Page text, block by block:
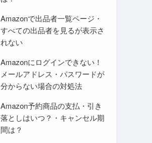
Amazonで出品者一覧ページ・
すべての出品者を見るが表示さ
れない
Amazonにログインできない！
メールアドレス・パスワードが
分からない場合の対処法
Amazon予約商品の支払・引き
落としはいつ？・キャンセル期
間は？